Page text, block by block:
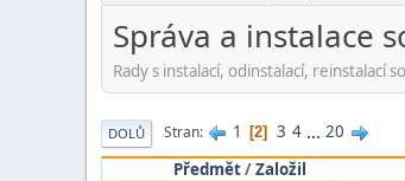
Správa a instalace
Rady s instalací­, odinstalací, reinstalací
DOLŮ Stran 1 2 3 4 ... 20
Předmět/Založil